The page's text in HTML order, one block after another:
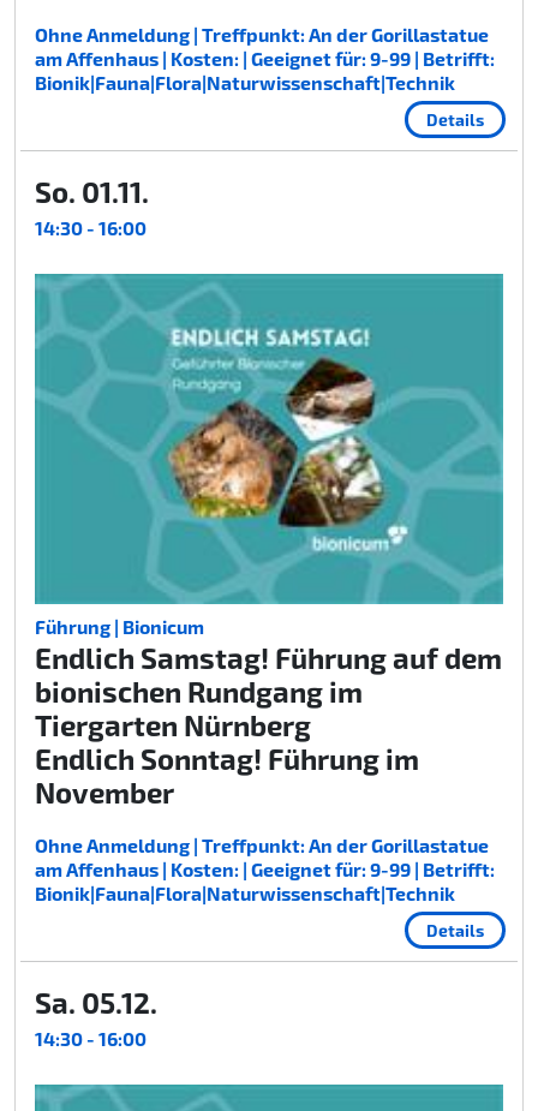
Ohne Anmeldung | Treffpunkt: An der Gorillastatue
am Affenhaus | Kosten: | Geeignet für: 9-99 | Betrifft:
Bionik|Fauna|Flora|Naturwissenschaft|Technik
Details
So. 01.11.
14:30 - 16:00
Führung | Bionicum
Endlich Samstag! Führung auf dem
bionischen Rundgang im
Tiergarten Nürnberg
Endlich Sonntag! Führung im
November
Ohne Anmeldung | Treffpunkt: An der Gorillastatue
am Affenhaus | Kosten: | Geeignet für: 9-99 | Betrifft:
Bionik|Fauna|Flora|Naturwissenschaft|Technik
Details
Sa. 05.12.
14:30 - 16:00